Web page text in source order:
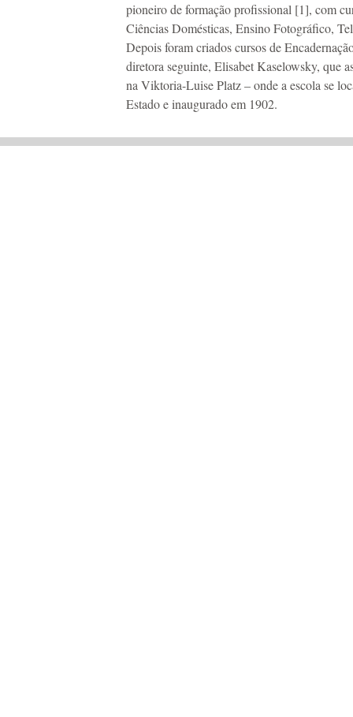
pioneiro de formação profissional [1], com
Ciências Domésticas, Ensino Fotográfico,
Depois foram criados cursos de
diretora seguinte, Elisabet Kaselowsky, que
na Viktoria-Luise Platz – onde a escola se
Estado e inaugurado em 1902.